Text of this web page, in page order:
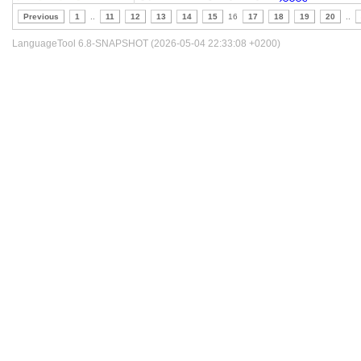
Previous 1 11 12 13 14 15 16 17 18 19 20
LanguageTool 6.8-SNAPSHOT (2026-05-04 22:33:08 +0200)